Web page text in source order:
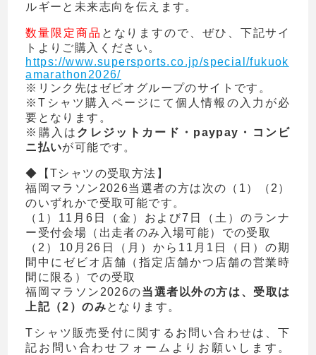
ルギーと未来志向を伝えます。
数量限定商品 となりますので、ぜひ、下記サイ
トよりご購入ください。
https://www.supersports.co.jp/special/fukuok
amarathon2026/
※リンク先はゼビオグループのサイトです。
※Tシャツ購入ページにて個人情報の入力が必
要となります。
※購入は クレジットカード・paypay・コンビ
ニ払いが可能です。
◆【Tシャツの受取方法】
福岡マラソン2026当選者の方は次の（1）（2）
のいずれかで受取可能です。
（1）11月6日（金）および7日（土）のランナ
ー受付会場（出走者のみ入場可能）での受取
（2）10月26日（月）から11月1日（日）の期
間中にゼビオ店舗（指定店舗かつ店舗の営業時
間に限る）での受取
福岡マラソン2026の当選者以外の方は、受取は
上記（2）のみとなります。
Tシャツ販売受付に関するお問い合わせは、下
記お問い合わせフォームよりお願いします。